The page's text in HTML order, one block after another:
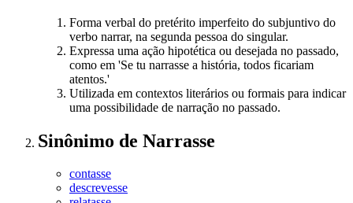
Forma verbal do pretérito imperfeito do subjuntivo do
verbo narrar, na segunda pessoa do singular.
Expressa uma ação hipotética ou desejada no passado,
como em 'Se tu narrasse a história, todos ficariam
atentos.'
Utilizada em contextos literários ou formais para indicar
uma possibilidade de narração no passado.
Sinônimo de Narrasse
contasse
descrevesse